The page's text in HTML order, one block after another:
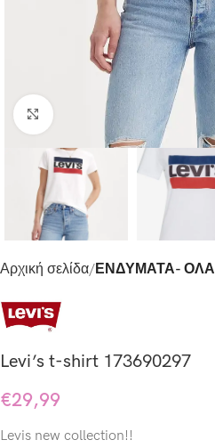
Click to enlarge
Αρχική σελίδα ΕΝΔΥΜΑΤΑ- ΟΛΑ
Levi’s t-shirt 173690297
€29,99
Levis new collection!!